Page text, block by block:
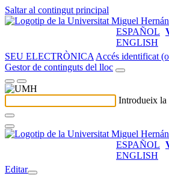
Saltar al contingut principal
ESPAÑOL
ENGLISH
SEU ELECTRÒNICA Accés identificat
Gestor de continguts del lloc
Introdueix la
ESPAÑOL
ENGLISH
Editar